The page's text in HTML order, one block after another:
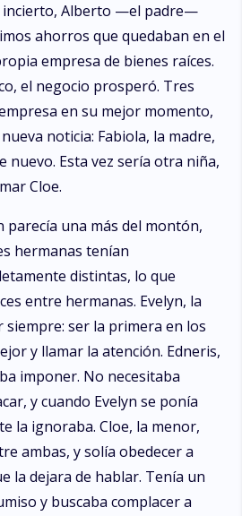
Alberto —el padre—
ahorros que quedaban en el
empresa de bienes raíces.
el negocio prosperó. Tres
en su mejor momento,
noticia: Fabiola, la madre,
nuevo. Esta vez sería otra niña,
Cloe.
una más del montón,
hermanas tenían
distintas, lo que
entre hermanas. Evelyn, la
siempre: ser la primera en los
y llamar la atención. Edneris,
imponer. No necesitaba
y cuando Evelyn se ponía
la ignoraba. Cloe, la menor,
ambas, y solía obedecer a
la dejara de hablar. Tenía un
y buscaba complacer a